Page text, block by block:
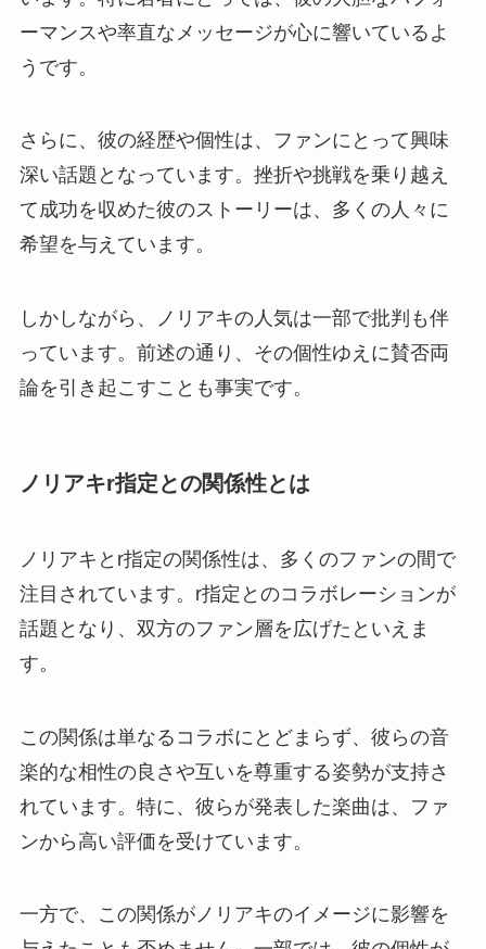
ーマンスや率直なメッセージが心に響いているよ
うです。
さらに、彼の経歴や個性は、ファンにとって興味
深い話題となっています。挫折や挑戦を乗り越え
て成功を収めた彼のストーリーは、多くの人々に
希望を与えています。
しかしながら、ノリアキの人気は一部で批判も伴
っています。前述の通り、その個性ゆえに賛否両
論を引き起こすことも事実です。
ノリアキr指定との関係性とは
ノリアキとr指定の関係性は、多くのファンの間で
注目されています。r指定とのコラボレーションが
話題となり、双方のファン層を広げたといえま
す。
この関係は単なるコラボにとどまらず、彼らの音
楽的な相性の良さや互いを尊重する姿勢が支持さ
れています。特に、彼らが発表した楽曲は、ファ
ンから高い評価を受けています。
一方で、この関係がノリアキのイメージに影響を